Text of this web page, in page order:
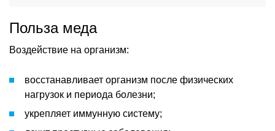
Польза меда
Воздействие на организм:
восстанавливает организм после физических
нагрузок и периода болезни;
укрепляет иммунную систему;